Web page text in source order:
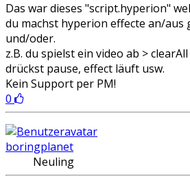
Das war dieses "script.hyperion"
du machst hyperion effecte an/aus
und/oder.
z.B. du spielst ein video ab >
drückst pause, effect läuft usw.
Kein Support per PM!
0
boringplanet
Neuling